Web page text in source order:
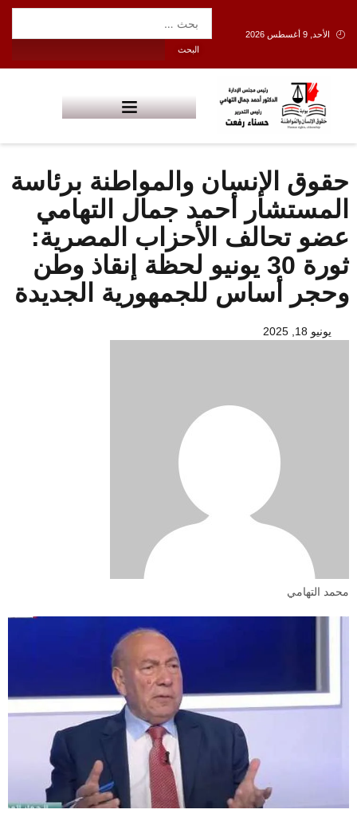
الأحد, 9 أغسطس 2026
حقوق الإنسان والمواطنة برئاسة
المستشار أحمد جمال التهامي
عضو تحالف الأحزاب المصرية:
ثورة 30 يونيو لحظة إنقاذ وطن
وحجر أساس للجمهورية الجديدة
يونيو 18, 2025
محمد التهامي